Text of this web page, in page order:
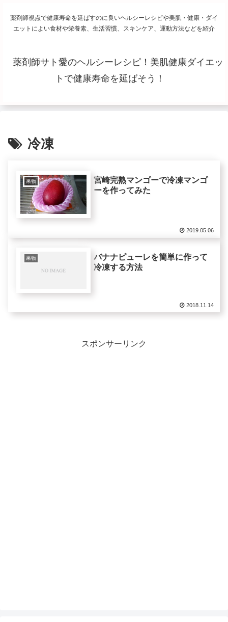
薬剤師視点で健康寿命を延ばすのに良いヘルシーレシピや美肌・健康・ダイ
エットによい食材や栄養素、生活習慣、スキンケア、運動方法などを紹介
薬剤師サト愛のヘルシーレシピ！美肌健康ダイエッ
トで健康寿命を延ばそう！
冷凍
果物
宮崎完熟マンゴーで冷凍マンゴ
ーを作ってみた
2019.05.06
果物
バナナピューレを簡単に作って
冷凍する方法
2018.11.14
スポンサーリンク